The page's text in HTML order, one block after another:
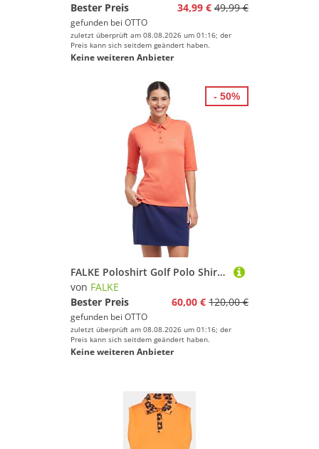
Bester Preis
34,99 € 49,99 €
gefunden bei OTTO
zuletzt überprüft am 08.08.2026 um 01:16; der
Preis kann sich seitdem geändert haben.
Keine weiteren Anbieter
FALKE Poloshirt Golf Polo Shirt (1-tlg., 1) mit Bio-Baumwolle
von FALKE
Bester Preis
60,00 € 120,00 €
gefunden bei OTTO
zuletzt überprüft am 08.08.2026 um 01:16; der
Preis kann sich seitdem geändert haben.
Keine weiteren Anbieter
- 50%